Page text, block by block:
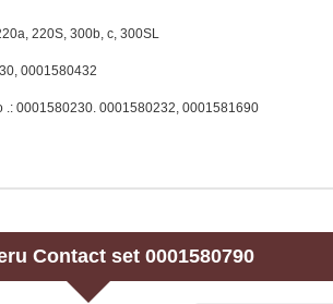
220S, 300b, c, 300SL
0001580432
.: 0001580230. 0001580232, 0001581690
Contact set 0001580790